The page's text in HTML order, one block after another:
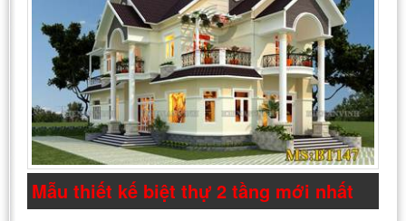
Mẫu thiết kế biệt thự 2 tầng mới nhất